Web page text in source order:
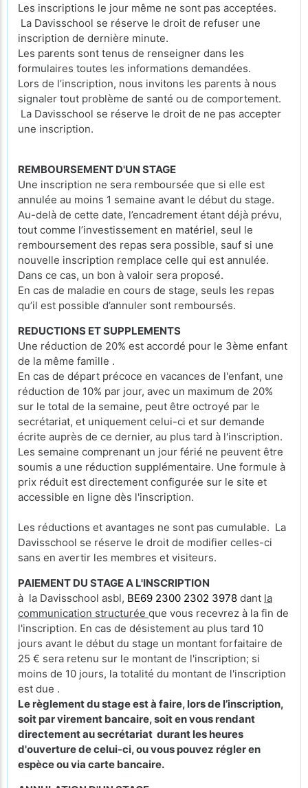
Les inscriptions le jour même ne sont pas acceptées.
La Davisschool se réserve le droit de refuser une
inscription de dernière minute.
Les parents sont tenus de renseigner dans les
formulaires toutes les informations demandées.
Lors de l’inscription, nous invitons les parents à nous
signaler tout problème de santé ou de comportement.
La Davisschool se réserve le droit de ne pas accepter
une inscription.
REMBOURSEMENT D'UN STAGE
Une inscription ne sera remboursée que si elle est
annulée au moins 1 semaine avant le début du stage.
Au-delà de cette date, l’encadrement étant déjà prévu,
tout comme l’investissement en matériel, seul le
remboursement des repas sera possible, sauf si une
nouvelle inscription remplace celle qui est annulée.
Dans ce cas, un bon à valoir sera proposé.
En cas de maladie en cours de stage, seuls les repas
qu’il est possible d’annuler sont remboursés.
REDUCTIONS ET SUPPLEMENTS
Une réduction de 20% est accordé pour le 3ème enfant
de la même famille .
En cas de départ précoce en vacances de l'enfant, une
réduction de 10% par jour, avec un maximum de 20%
sur le total de la semaine, peut être octroyé par le
secrétariat, et uniquement celui-ci et sur demande
écrite auprès de ce dernier, au plus tard à l'inscription.
Les semaine comprenant un jour férié ne peuvent être
soumis a une réduction supplémentaire. Une formule à
prix réduit est directement configurée sur le site et
accessible en ligne dès l'inscription.
Les réductions et avantages ne sont pas cumulable. La
Davisschool se réserve le droit de modifier celles-ci
sans en avertir les membres et visiteurs.
PAIEMENT DU STAGE A L'INSCRIPTION
à la Davisschool asbl, BE69 2300 2302 3978 dant la
communication structurée que vous recevrez à la fin de
l'inscription. En cas de désistement au plus tard 10
jours avant le début du stage un montant forfaitaire de
25 € sera retenu sur le montant de l'inscription; si
moins de 10 jours, la totalité du montant de l'inscription
est due .
Le règlement du stage est à faire, lors de l’inscription,
soit par virement bancaire, soit en vous rendant
directement au secrétariat durant les heures
d'ouverture de celui-ci, ou vous pouvez régler en
espèce ou via carte bancaire.